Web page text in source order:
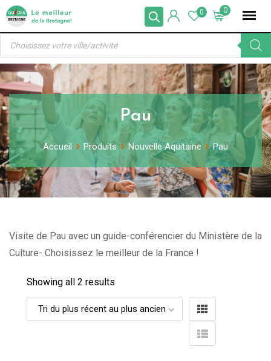
Skip
content
0
0
Recherche
produits
Pau
Accueil Produits Nouvelle Aquitaine Pau
Visite de Pau avec un guide-conférencier du Ministère de la
Culture- Choisissez le meilleur de la France !
Showing all 2 results